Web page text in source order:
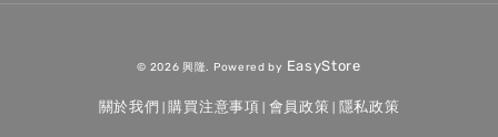
© 2026 興隆. Powered by EasyStore
關於我們 |購買注意事項 會員政策 隱私政策